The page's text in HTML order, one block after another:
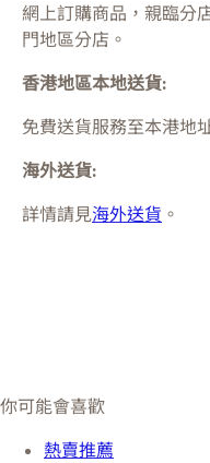
網上訂購商品，親臨分
門地區分店。
香港地區本地送貨:
免費送貨服務至本港地
海外送貨:
詳情請見海外送貨 。
你可能會喜歡
熱賣推薦